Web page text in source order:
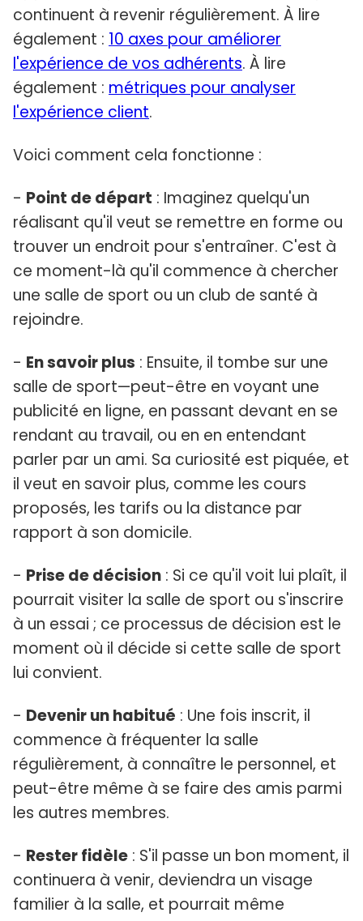
continuent à revenir régulièrement. À lire
également : 10 axes pour améliorer
l'expérience de vos adhérents. À lire
également : métriques pour analyser
l'expérience client.
Voici comment cela fonctionne :
- Point de départ : Imaginez quelqu'un
réalisant qu'il veut se remettre en forme ou
trouver un endroit pour s'entraîner. C'est à
ce moment-là qu'il commence à chercher
une salle de sport ou un club de santé à
rejoindre.
- En savoir plus : Ensuite, il tombe sur une
salle de sport—peut-être en voyant une
publicité en ligne, en passant devant en se
rendant au travail, ou en en entendant
parler par un ami. Sa curiosité est piquée, et
il veut en savoir plus, comme les cours
proposés, les tarifs ou la distance par
rapport à son domicile.
- Prise de décision : Si ce qu'il voit lui plaît, il
pourrait visiter la salle de sport ou s'inscrire
à un essai ; ce processus de décision est le
moment où il décide si cette salle de sport
lui convient.
- Devenir un habitué : Une fois inscrit, il
commence à fréquenter la salle
régulièrement, à connaître le personnel, et
peut-être même à se faire des amis parmi
les autres membres.
- Rester fidèle : S'il passe un bon moment, il
continuera à venir, deviendra un visage
familier à la salle, et pourrait même